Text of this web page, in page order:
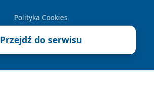
Polityka Cookies
Przejdź do serwisu